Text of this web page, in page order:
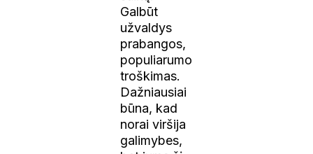
Galbūt
užvaldys
prabangos,
populiarumo
troškimas.
Dažniausiai
būna, kad
norai viršija
galimybes,